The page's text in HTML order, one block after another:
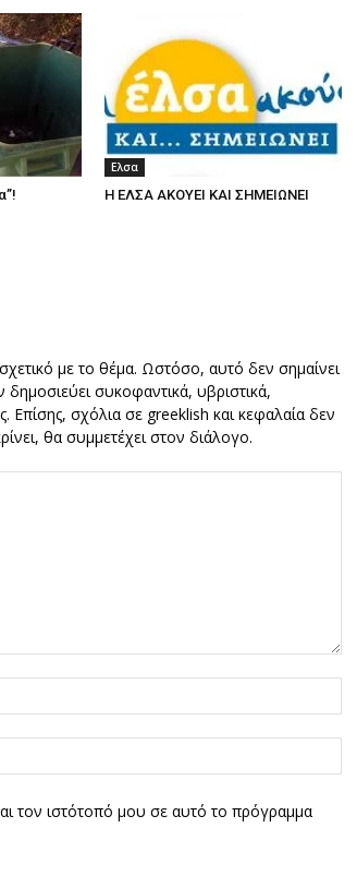
Ελσα
Η ΕΛΣΑ ΑΚΟΥΕΙ ΚΑΙ ΣΗΜΕΙΩΝΕΙ
με το θέμα. Ωστόσο, αυτό δεν σημαίνει
δημοσιεύει συκοφαντικά, υβριστικά,
σχόλια σε greeklish και κεφαλαία δεν
θα συμμετέχει στον διάλογο.
τον ιστότοπό μου σε αυτό το πρόγραμμα